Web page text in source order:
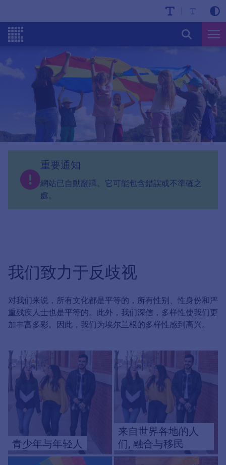
重要通知
網站已自動翻譯。它可能包含錯誤或不準確之
處。
我们致力于反歧视
对我们来说，所有文化都是平等的，所有性别、性身份和严
重残疾人士也是平等的。此外，我们深信，多样性使我们更
加丰富多彩。因此，我们为埃尔兰根的多样性感到高兴。
青少年与年轻人
来自世界各地的人
们, 融合与移民